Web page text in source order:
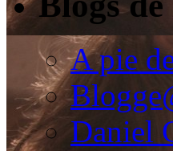
A pie
Daniel